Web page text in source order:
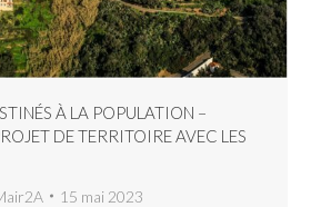
À LA POPULATION –
DE TERRITOIRE AVEC LES
15 mai 2023